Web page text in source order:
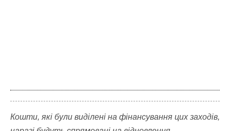
Кошти, які були виділені на фінансування цих заходів,